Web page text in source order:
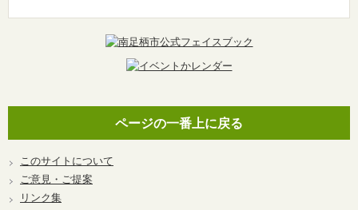
ページの一番上に戻る
このサイトについて
ご意見・ご提案
リンク集